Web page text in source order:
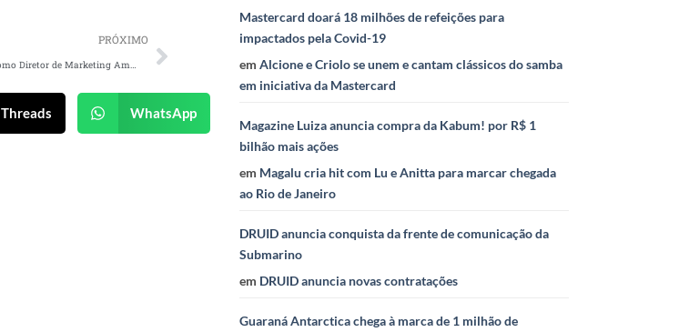
PRÓXIMO
Threads WhatsApp
Mastercard doará 18 milhões de refeições para
impactados pela Covid-19
emAlcione e Criolo se unem e cantam clássicos do samba
em iniciativa da Mastercard
Magazine Luiza anuncia compra da Kabum! por R$ 1
bilhão mais ações
em Magalu cria hit com Lu e Anitta para marcar chegada
ao Rio de Janeiro
DRUID anuncia conquista da frente de comunicação da
Submarino
em DRUID anuncia novas contratações
Guaraná Antarctica chega à marca de 1 milhão de